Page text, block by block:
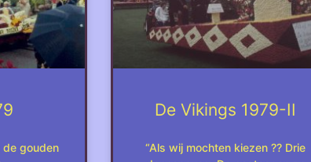
de gouden
De Vikings 1979-II
“Als wij mochten kiezen ?? Drie